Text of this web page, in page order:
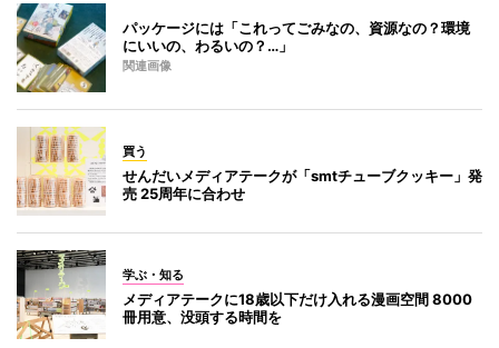
パッケージには「これってごみなの、資源なの？環境
にいいの、わるいの？…」
関連画像
買う
せんだいメディアテークが「smtチューブクッキー」発
売 25周年に合わせ
学ぶ・知る
メディアテークに18歳以下だけ入れる漫画空間 8000
冊用意、没頭する時間を